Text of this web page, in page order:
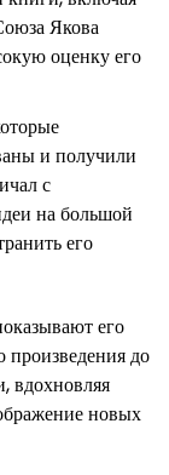
Якова
оценку его
и получили
с
на большой
его
его
произведения до
вдохновляя
новых